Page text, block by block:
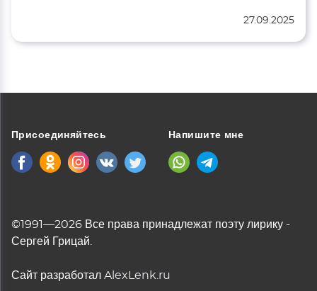
27.09.2025
Присоединяйтесь Напишите мне
©1991—2026 Все права принадлежат поэту лирику -
Сергей Грицай.
Сайт разработал AlexLenk.ru